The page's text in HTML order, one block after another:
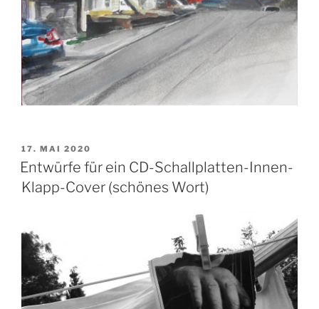
VERÖFFENTLICHT
AM
17. MAI 2020
Entwürfe für ein CD-Schallplatten-Innen-
Klapp-Cover (schönes Wort)